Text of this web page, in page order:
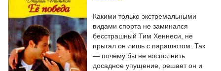
Какими только экстремальными
видами спорта не заминался
бесстрашный Тим Хеннеси, не
прыгал он лишь с парашютом. Так
— почему бы не восполнить
досадное упущение, решает он и